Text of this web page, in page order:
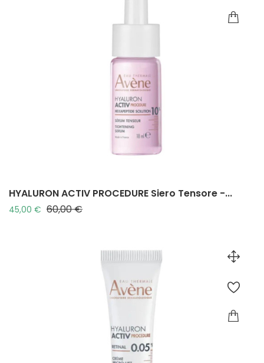
HYALURON ACTIV PROCEDURE Siero Tensore -...
45,00 € Prezzo base
60,00 €Prezzo